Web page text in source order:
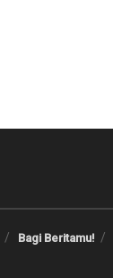
Bagi Beritamu!